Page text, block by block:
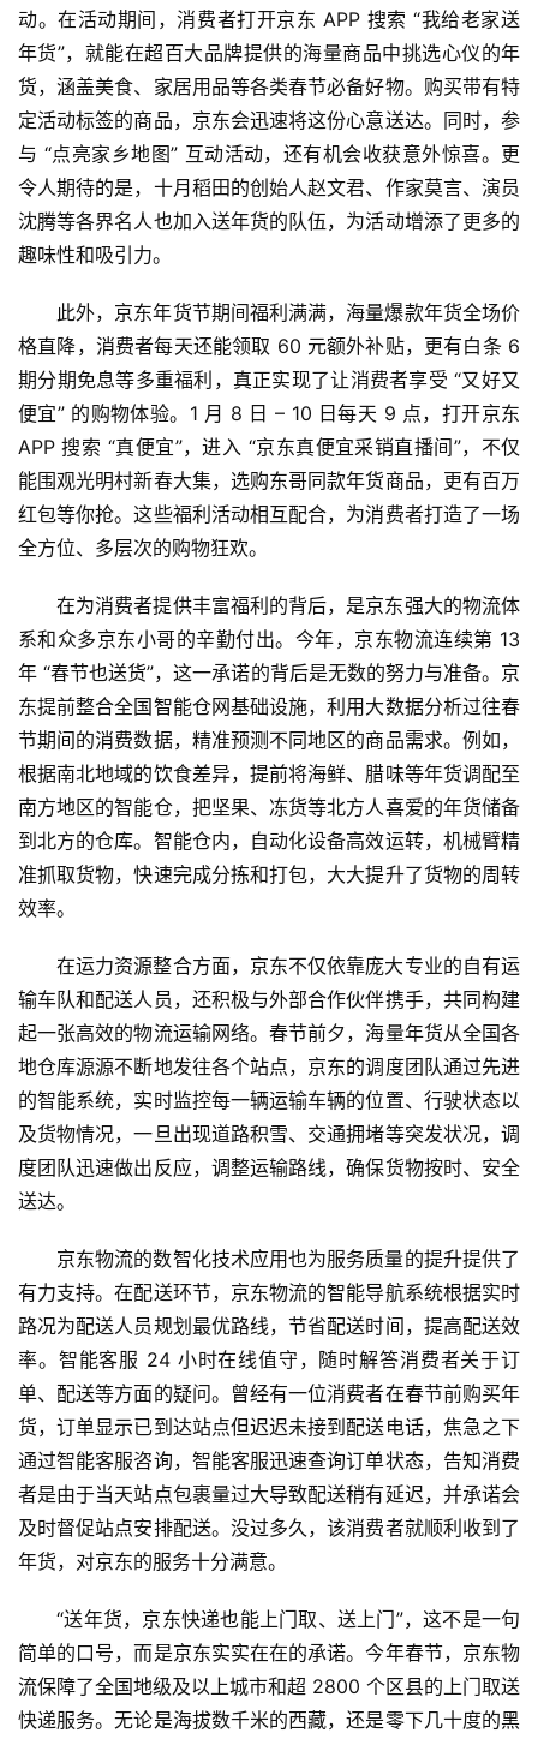
科
技
快
讯
创
投
纪
新
商
新
商
专
栏
题
动。在活动期间，消费者打开京东 APP 搜索 “我给老家送
年货”，就能在超百大品牌提供的海量商品中挑选心仪的年
货，涵盖美食、家居用品等各类春节必备好物。购买带有特
定活动标签的商品，京东会迅速将这份心意送达。同时，参
与 “点亮家乡地图” 互动活动，还有机会收获意外惊喜。更
令人期待的是，十月稻田的创始人赵文君、作家莫言、演员
沈腾等各界名人也加入送年货的队伍，为活动增添了更多的
趣味性和吸引力。
此外，京东年货节期间福利满满，海量爆款年货全场价
格直降，消费者每天还能领取 60 元额外补贴，更有白条 6
期分期免息等多重福利，真正实现了让消费者享受 “又好又
便宜” 的购物体验。1 月 8 日 – 10 日每天 9 点，打开京东
APP 搜索 “真便宜”，进入 “京东真便宜采销直播间”，不仅
能围观光明村新春大集，选购东哥同款年货商品，更有百万
红包等你抢。这些福利活动相互配合，为消费者打造了一场
全方位、多层次的购物狂欢。
在为消费者提供丰富福利的背后，是京东强大的物流体
系和众多京东小哥的辛勤付出。今年，京东物流连续第 13
年 “春节也送货”，这一承诺的背后是无数的努力与准备。京
东提前整合全国智能仓网基础设施，利用大数据分析过往春
节期间的消费数据，精准预测不同地区的商品需求。例如，
根据南北地域的饮食差异，提前将海鲜、腊味等年货调配至
南方地区的智能仓，把坚果、冻货等北方人喜爱的年货储备
到北方的仓库。智能仓内，自动化设备高效运转，机械臂精
准抓取货物，快速完成分拣和打包，大大提升了货物的周转
效率。
在运力资源整合方面，京东不仅依靠庞大专业的自有运
输车队和配送人员，还积极与外部合作伙伴携手，共同构建
起一张高效的物流运输网络。春节前夕，海量年货从全国各
地仓库源源不断地发往各个站点，京东的调度团队通过先进
的智能系统，实时监控每一辆运输车辆的位置、行驶状态以
及货物情况，一旦出现道路积雪、交通拥堵等突发状况，调
度团队迅速做出反应，调整运输路线，确保货物按时、安全
送达。
京东物流的数智化技术应用也为服务质量的提升提供了
有力支持。在配送环节，京东物流的智能导航系统根据实时
路况为配送人员规划最优路线，节省配送时间，提高配送效
率。智能客服 24 小时在线值守，随时解答消费者关于订
单、配送等方面的疑问。曾经有一位消费者在春节前购买年
货，订单显示已到达站点但迟迟未接到配送电话，焦急之下
通过智能客服咨询，智能客服迅速查询订单状态，告知消费
者是由于当天站点包裹量过大导致配送稍有延迟，并承诺会
及时督促站点安排配送。没过多久，该消费者就顺利收到了
年货，对京东的服务十分满意。
“送年货，京东快递也能上门取、送上门”，这不是一句
简单的口号，而是京东实实在在的承诺。今年春节，京东物
流保障了全国地级及以上城市和超 2800 个区县的上门取送
快递服务。无论是海拔数千米的西藏，还是零下几十度的黑